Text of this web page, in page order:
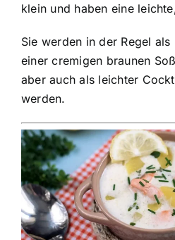
klein und haben eine
Sie werden in der Regel
einer cremigen braunen
aber auch als leichter
werden.